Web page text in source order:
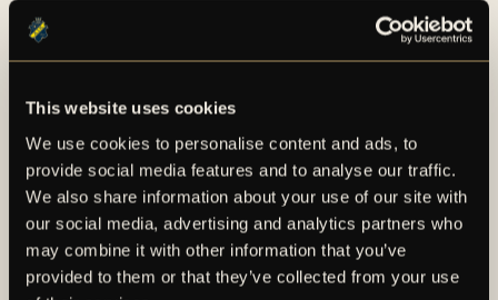
This website uses cookies
We use cookies to personalise content and ads, to
provide social media features and to analyse our traffic.
We also share information about your use of our site with
our social media, advertising and analytics partners who
may combine it with other information that you’ve
provided to them or that they’ve collected from your use
under det första kvartalet 2022.
AIK – SEDAN 1891